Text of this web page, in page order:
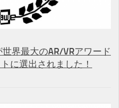
界最大のAR/VRアワード
に選出されました！